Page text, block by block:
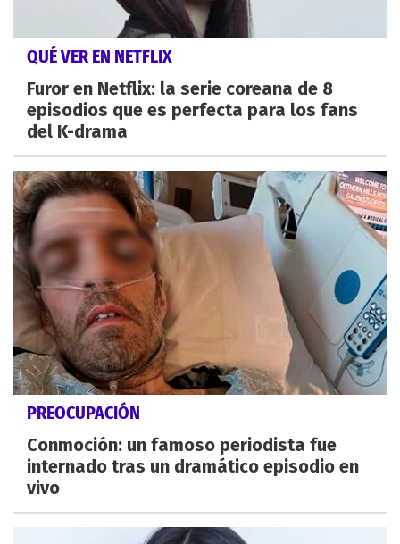
QUÉ VER EN NETFLIX
Furor en Netflix: la serie coreana de 8
episodios que es perfecta para los fans
del K-drama
PREOCUPACIÓN
Conmoción: un famoso periodista fue
internado tras un dramático episodio en
vivo